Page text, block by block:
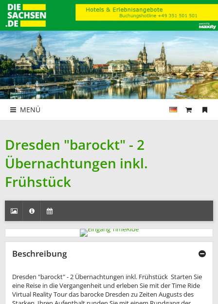
MENÜ
Dresden "barockt" - 2
Übernachtungen inkl.
Frühstück
Beschreibung
Dresden "barockt" - 2 Übernachtungen inkl. Frühstück Starten Sie
eine Reise in die Vergangenheit und erleben Sie mit der Time Ride
Virtual Reality Tour das barocke Dresden zu Zeiten Augusts des